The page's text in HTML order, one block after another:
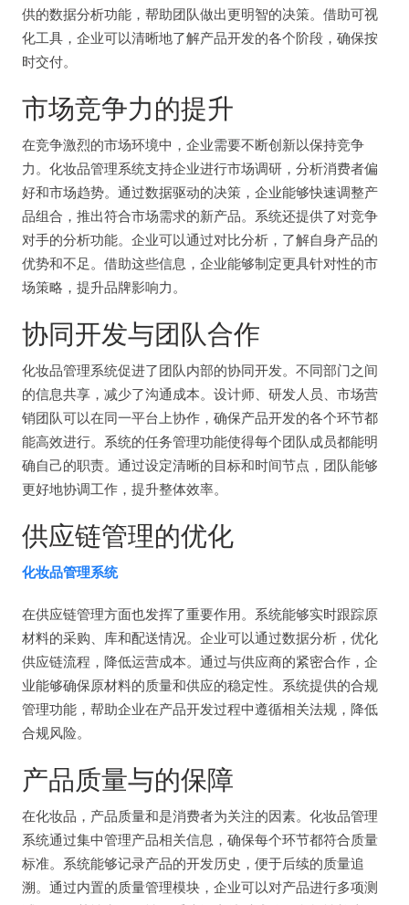
供的数据分析功能，帮助团队做出更明智的决策。借助可视
化工具，企业可以清晰地了解产品开发的各个阶段，确保按
时交付。
市场竞争力的提升
在竞争激烈的市场环境中，企业需要不断创新以保持竞争
力。化妆品管理系统支持企业进行市场调研，分析消费者偏
好和市场趋势。通过数据驱动的决策，企业能够快速调整产
品组合，推出符合市场需求的新产品。系统还提供了对竞争
对手的分析功能。企业可以通过对比分析，了解自身产品的
优势和不足。借助这些信息，企业能够制定更具针对性的市
场策略，提升品牌影响力。
协同开发与团队合作
化妆品管理系统促进了团队内部的协同开发。不同部门之间
的信息共享，减少了沟通成本。设计师、研发人员、市场营
销团队可以在同一平台上协作，确保产品开发的各个环节都
能高效进行。系统的任务管理功能使得每个团队成员都能明
确自己的职责。通过设定清晰的目标和时间节点，团队能够
更好地协调工作，提升整体效率。
供应链管理的优化
化妆品管理系统
在供应链管理方面也发挥了重要作用。系统能够实时跟踪原
材料的采购、库和配送情况。企业可以通过数据分析，优化
供应链流程，降低运营成本。通过与供应商的紧密合作，企
业能够确保原材料的质量和供应的稳定性。系统提供的合规
管理功能，帮助企业在产品开发过程中遵循相关法规，降低
合规风险。
产品质量与的保障
在化妆品，产品质量和是消费者为关注的因素。化妆品管理
系统通过集中管理产品相关信息，确保每个环节都符合质量
标准。系统能够记录产品的开发历史，便于后续的质量追
溯。通过内置的质量管理模块，企业可以对产品进行多项测